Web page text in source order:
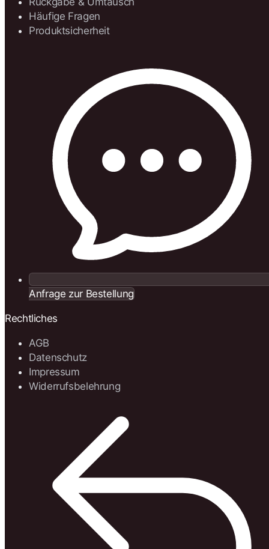
Häufige Fragen
Produktsicherheit
Anfrage zur Bestellung
Rechtliches
AGB
Datenschutz
Impressum
Widerrufsbelehrung